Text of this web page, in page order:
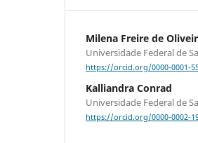
Milena Freire de
Universidade Federal de
https://orcid.org/0000-0001-
Kalliandra Conrad
Universidade Federal de
https://orcid.org/0000-0002-